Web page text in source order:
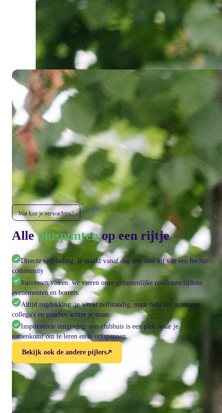
Wat kun je verwachten?
Allepluspuntenop een rijtje
Directe verbinding: je maakt vanaf dag één deel uit van een hechte
community
Successen vieren: we vieren onze gezamenlijke resultaten tijdens
evenementen en borrels.
Altijd rugdekking: je werkt zelfstandig, maar hebt een team van
collega's en coaches achter je staan.
Inspirerende omgeving: ons clubhuis is een plek maar je
samenkomt om te leren en te ontspannen.
Bekijk ook de andere pijlers